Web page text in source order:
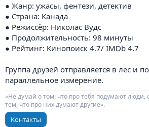
● Жанр: ужасы, фентези, детектив
● Страна: Канада
● Режиссёр: Николас Вудс
● Продолжительность: 98 минуты
● Рейтинг: Кинопоиск 4.7/ IMDb 4.7
Группа друзей отправляется в лес и
параллельное измерение.
«Не думай о том, что про тебя подумают
тем, что про них думают другие».
Контакты